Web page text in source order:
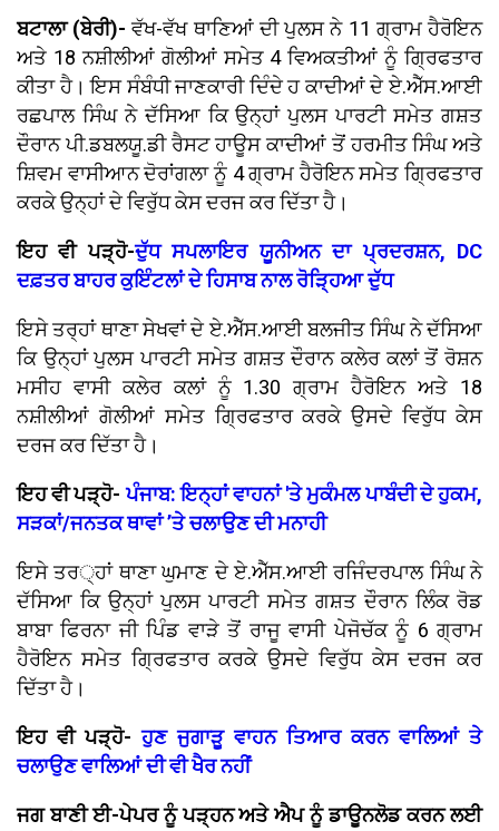
ਬਟਾਲਾ (ਬੇਰੀ)-ਵੱਖ-ਵੱਖ ਥਾਣਿਆਂ ਦੀ ਪੁਲਸ ਨੇ 11 ਗ੍ਰਾਮ ਹੈਰੋਇਨ
ਅਤੇ 18 ਨਸ਼ੀਲੀਆਂ ਗੋਲੀਆਂ ਸਮੇਤ 4 ਵਿਅਕਤੀਆਂ ਨੂੰ ਗ੍ਰਿਫਤਾਰ
ਕੀਤਾ ਹੈ। ਇਸ ਸੰਬੰਧੀ ਜਾਣਕਾਰੀ ਦਿੰਦੇ ਹ ਕਾਦੀਆਂ ਦੇ ਏ.ਐੱਸ.ਆਈ
ਰਛਪਾਲ ਸਿੰਘ ਨੇ ਦੱਸਿਆ ਕਿ ਉਨ੍ਹਾਂ ਪੁਲਸ ਪਾਰਟੀ ਸਮੇਤ ਗਸ਼ਤ
ਦੌਰਾਨ ਪੀ.ਡਬਲਯੂ.ਡੀ ਰੈਸਟ ਹਾਊਸ ਕਾਦੀਆਂ ਤੋਂ ਹਰਮੀਤ ਸਿੰਘ ਅਤੇ
ਸ਼ਿਵਮ ਵਾਸੀਆਨ ਦੋਰਾਂਗਲਾ ਨੂੰ 4 ਗ੍ਰਾਮ ਹੈਰੋਇਨ ਸਮੇਤ ਗ੍ਰਿਫਤਾਰ
ਕਰਕੇ ਉਨ੍ਹਾਂ ਦੇ ਵਿਰੁੱਧ ਕੇਸ ਦਰਜ ਕਰ ਦਿੱਤਾ ਹੈ।
ਇਹ ਵੀ ਪੜ੍ਹੋ-ਦੁੱਧ ਸਪਲਾਇਰ ਯੂਨੀਅਨ ਦਾ ਪ੍ਰਦਰਸ਼ਨ, DC
ਦਫ਼ਤਰ ਬਾਹਰ ਕੁਇੰਟਲਾਂ ਦੇ ਹਿਸਾਬ ਨਾਲ ਰੋੜ੍ਹਿਆ ਦੁੱਧ
ਇਸੇ ਤਰ੍ਹਾਂ ਥਾਣਾ ਸੇਖਵਾਂ ਦੇ ਏ.ਐੱਸ.ਆਈ ਬਲਜੀਤ ਸਿੰਘ ਨੇ ਦੱਸਿਆ
ਕਿ ਉਨ੍ਹਾਂ ਪੁਲਸ ਪਾਰਟੀ ਸਮੇਤ ਗਸ਼ਤ ਦੌਰਾਨ ਕਲੇਰ ਕਲਾਂ ਤੋਂ ਰੋਸ਼ਨ
ਮਸੀਹ ਵਾਸੀ ਕਲੇਰ ਕਲਾਂ ਨੂੰ 1.30 ਗ੍ਰਾਮ ਹੈਰੋਇਨ ਅਤੇ 18
ਨਸ਼ੀਲੀਆਂ ਗੋਲੀਆਂ ਸਮੇਤ ਗ੍ਰਿਫਤਾਰ ਕਰਕੇ ਉਸਦੇ ਵਿਰੁੱਧ ਕੇਸ
ਦਰਜ ਕਰ ਦਿੱਤਾ ਹੈ।
ਇਹ ਵੀ ਪੜ੍ਹੋ-ਪੰਜਾਬ: ਇਨ੍ਹਾਂ ਵਾਹਨਾਂ 'ਤੇ ਮੁਕੰਮਲ ਪਾਬੰਦੀ ਦੇ ਹੁਕਮ,
ਸੜਕਾਂ/ਜਨਤਕ ਥਾਵਾਂ ’ਤੇ ਚਲਾਉਣ ਦੀ ਮਨਾਹੀ
ਇਸੇ ਤਰ੍ਹਾਂ ਥਾਣਾ ਘੁਮਾਣ ਦੇ ਏ.ਐੱਸ.ਆਈ ਰਜਿੰਦਰਪਾਲ ਸਿੰਘ ਨੇ
ਦੱਸਿਆ ਕਿ ਉਨ੍ਹਾਂ ਪੁਲਸ ਪਾਰਟੀ ਸਮੇਤ ਗਸ਼ਤ ਦੌਰਾਨ ਲਿੰਕ ਰੋਡ
ਬਾਬਾ ਫਿਰਨਾ ਜੀ ਪਿੰਡ ਵਾੜੇ ਤੋਂ ਰਾਜੂ ਵਾਸੀ ਪੇਜੋਚੱਕ ਨੂੰ 6 ਗ੍ਰਾਮ
ਹੈਰੋਇਨ ਸਮੇਤ ਗ੍ਰਿਫਤਾਰ ਕਰਕੇ ਉਸਦੇ ਵਿਰੁੱਧ ਕੇਸ ਦਰਜ ਕਰ
ਦਿੱਤਾ ਹੈ।
ਇਹ ਵੀ ਪੜ੍ਹੋ-ਹੁਣ ਜੁਗਾੜੂ ਵਾਹਨ ਤਿਆਰ ਕਰਨ ਵਾਲਿਆਂ ਤੇ
ਚਲਾਉਣ ਵਾਲਿਆਂ ਦੀ ਵੀ ਖੈਰ ਨਹੀਂ
ਜਗ ਬਾਣੀ ਈ-ਪੇਪਰ ਨੂੰ ਪੜ੍ਹਨ ਅਤੇ ਐਪ ਨੂੰ ਡਾਊਨਲੋਡ ਕਰਨ ਲਈ